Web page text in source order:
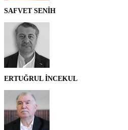
SAFVET SENİH
ERTUĞRUL İNCEKUL